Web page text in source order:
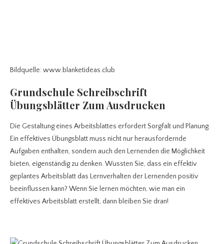
Bildquelle: www.blanketideas.club
Grundschule Schreibschrift
Übungsblätter Zum Ausdrucken
Die Gestaltung eines Arbeitsblattes erfordert Sorgfalt und Planung.
Ein effektives Übungsblatt muss nicht nur herausfordernde
Aufgaben enthalten, sondern auch den Lernenden die Möglichkeit
bieten, eigenständig zu denken. Wussten Sie, dass ein effektiv
geplantes Arbeitsblatt das Lernverhalten der Lernenden positiv
beeinflussen kann? Wenn Sie lernen möchten, wie man ein
effektives Arbeitsblatt erstellt, dann bleiben Sie dran!